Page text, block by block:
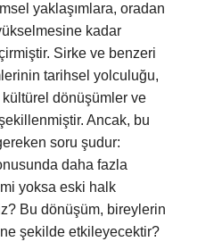
yaklaşımlara, oradan
kadar
Sirke ve benzeri
tarihsel yolculuğu,
dönüşümler ve
Ancak, bu
soru şudur:
daha fazla
yoksa eski halk
Bu dönüşüm, bireylerin
ne şekilde etkileyecektir?